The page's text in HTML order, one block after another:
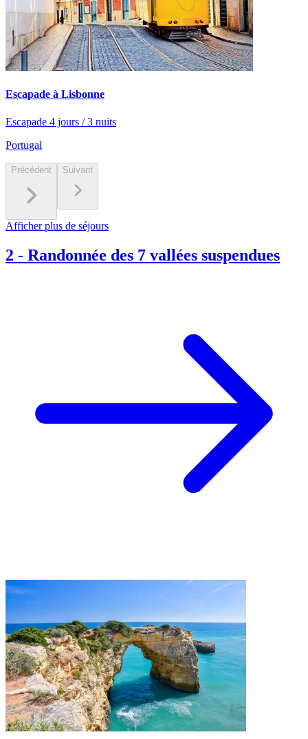
Escapade à Lisbonne
Escapade 4 jours / 3 nuits
Portugal
Précédent Suivant
Afficher plus de séjours
2 - Randonnée des 7 vallées suspendues